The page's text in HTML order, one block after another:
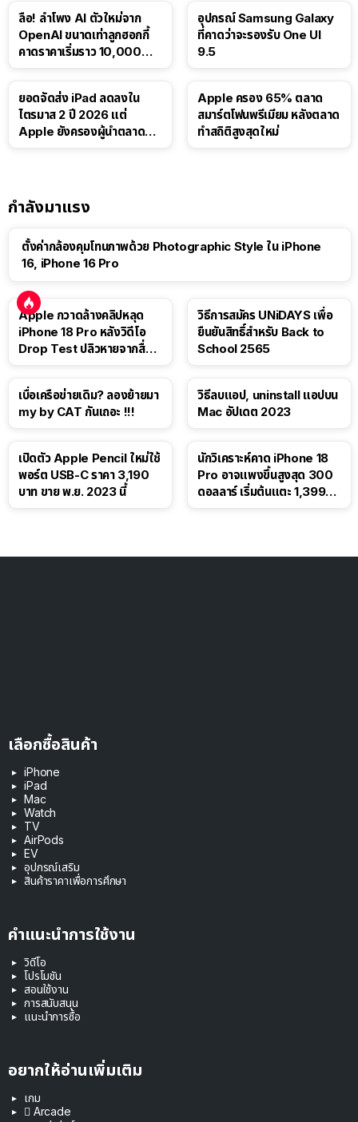
ลือ! ลำโพง AI ตัวใหม่จาก
OpenAI ขนาดเท่าลูกฮอกกี้
คาดราคาเริ่มราว 10,000
อุปกรณ์ Samsung Galaxy
ที่คาดว่าจะรองรับ One UI
9.5
ยอดจัดส่ง iPad ลดลงใน
ไตรมาส 2 ปี 2026 แต่
Apple ยังครองผู้นำตลาด
Apple ครอง 65% ตลาด
สมาร์ตโฟนพรีเมียม หลังตลาด
ทำสถิติสูงสุดใหม่
กำลังมาแรง
ตั้งค่ากล้องคุมโทนภาพด้วย Photographic Style ใน iPhone
16, iPhone 16 Pro
Apple กวาดล้างคลิปหลุด
iPhone 18 Pro หลังวิดีโอ
Drop Test ปลิวหายจากสื่อ
วิธีการสมัคร UNiDAYS เพื่อ
ยืนยันสิทธิ์สำหรับ Back to
School 2565
เบื่อเครือข่ายเดิม? ลองย้ายมา
my by CAT กันเถอะ !!!
วิธีลบแอป, uninstall แอปบน
Mac อัปเดต 2023
เปิดตัว Apple Pencil ใหม่ใช้
พอร์ต USB-C ราคา 3,190
บาท ขาย พ.ย. 2023 นี้
นักวิเคราะห์คาด iPhone 18
Pro อาจแพงขึ้นสูงสุด 300
ดอลลาร์ เริ่มต้นแตะ 1,399
เลือกซื้อสินค้า
iPhone
iPad
Mac
Watch
TV
AirPods
EV
อุปกรณ์เสริม
สินค้าราคาเพื่อการศึกษา
คำแนะนำการใช้งาน
วิดีโอ
โปรโมชัน
สอนใช้งาน
การสนับสนุน
แนะนำการซื้อ
อยากให้อ่านเพิ่มเติม
เกม
 Arcade